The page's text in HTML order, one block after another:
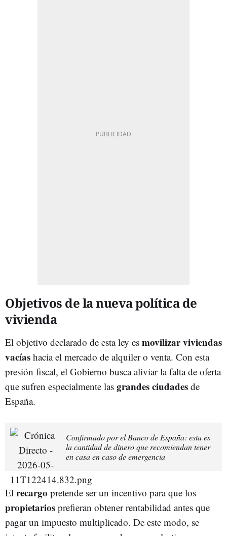
Objetivos de la nueva política de
vivienda
El objetivo declarado de esta ley es movilizar viviendas
vacías hacia el mercado de alquiler o venta. Con esta
presión fiscal, el Gobierno busca aliviar la falta de oferta
que sufren especialmente las grandes ciudades de
España.
Confirmado por el Banco de España: esta es
la cantidad de dinero que recomiendan tener
en casa en caso de emergencia
El recargo pretende ser un incentivo para que los
propietarios prefieran obtener rentabilidad antes que
pagar un impuesto multiplicado. De este modo, se